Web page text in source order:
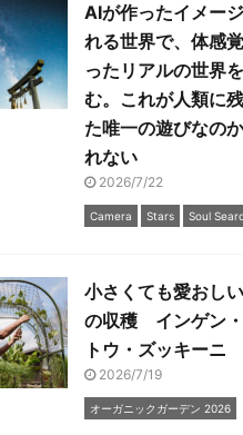
AIが作ったイメー
れる世界で、体感
ったリアルの世界
む。これが人類に
た唯一の遊びなの
れない
2026/7/22
Camera Stars Soul
小さくても愛おし
の収穫 インゲン
トウ・ズッキーニ
2026/7/19
オーガニックガーデン 2026